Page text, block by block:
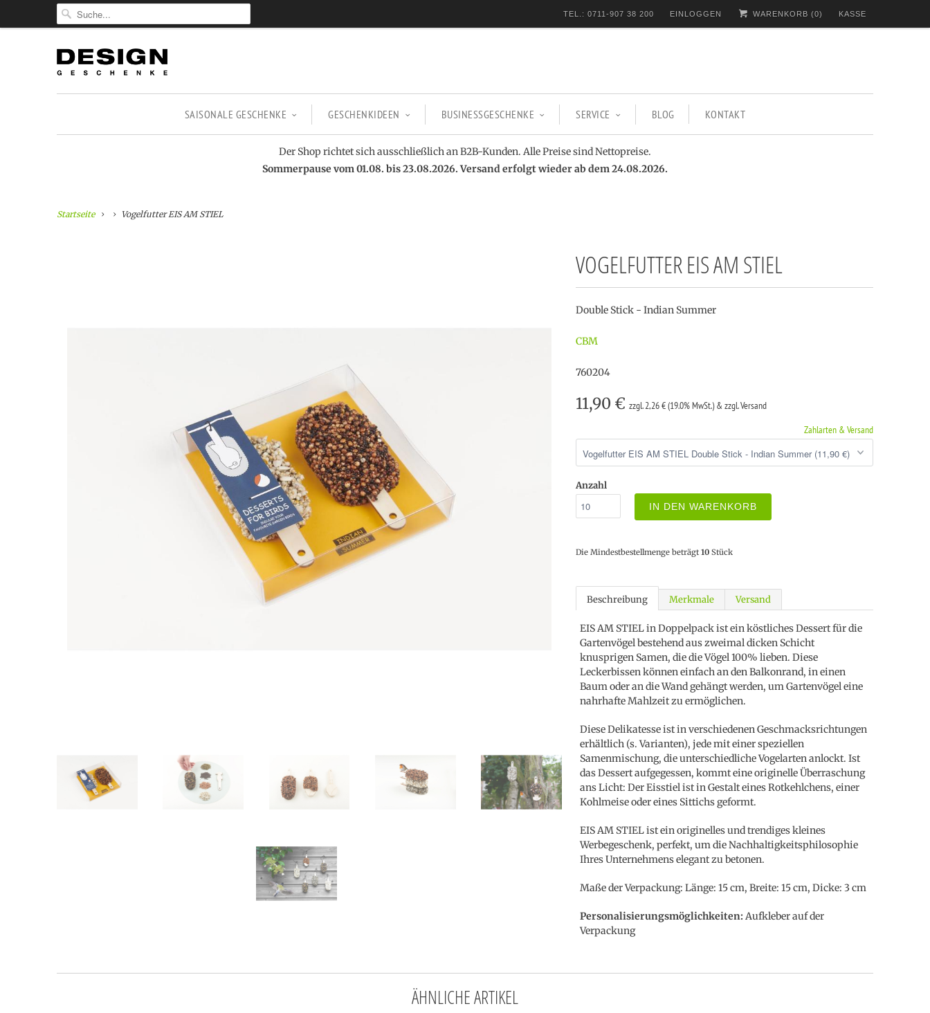
TEL.: 0711-907 38 200 EINLOGGEN WARENKORB (0) KASSE
SAISONALE GESCHENKE GESCHENKIDEEN BUSINESSGESCHENKE SERVICE BLOG KONTAKT
Der Shop richtet sich ausschließlich an B2B-Kunden. Alle Preise sind Nettopreise.
Sommerpause vom 01.08. bis 23.08.2026. Versand erfolgt wieder ab dem 24.08.2026.
Startseite Vogelfutter EIS AM STIEL
VOGELFUTTER EIS AM STIEL
Double Stick - Indian Summer
CBM
760204
11,90 € zzgl. 2,26 € (19.0% MwSt.) & zzgl. Versand
Zahlarten & Versand
Anzahl
IN DEN WARENKORB
Die Mindestbestellmenge beträgt 10 Stück
Beschreibung Merkmale Versand
EIS AM STIEL in Doppelpack ist ein köstliches Dessert für die
Gartenvögel bestehend aus zweimal dicken Schicht
knusprigen Samen, die die Vögel 100% lieben. Diese
Leckerbissen können einfach an den Balkonrand, in einen
Baum oder an die Wand gehängt werden, um Gartenvögel eine
nahrhafte Mahlzeit zu ermöglichen.
Diese Delikatesse ist in verschiedenen Geschmacksrichtungen
erhältlich (s. Varianten), jede mit einer speziellen
Samenmischung, die unterschiedliche Vogelarten anlockt. Ist
das Dessert aufgegessen, kommt eine originelle Überraschung
ans Licht: Der Eisstiel ist in Gestalt eines Rotkehlchens, einer
Kohlmeise oder eines Sittichs geformt.
EIS AM STIEL ist ein originelles und trendiges kleines
Werbegeschenk, perfekt, um die Nachhaltigkeitsphilosophie
Ihres Unternehmens elegant zu betonen.
Maße der Verpackung: Länge: 15 cm, Breite: 15 cm, Dicke: 3 cm
Personalisierungsmöglichkeiten: Aufkleber auf der
Verpackung
ÄHNLICHE ARTIKEL